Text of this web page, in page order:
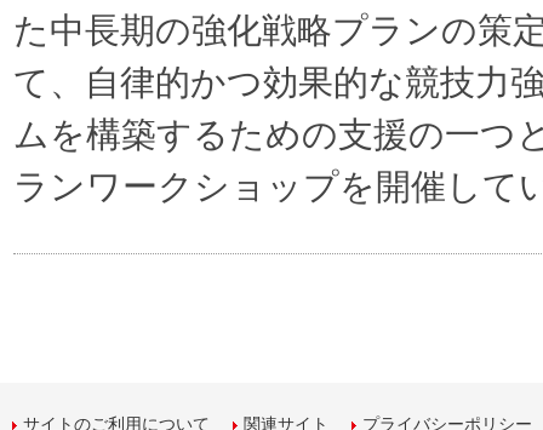
た中長期の強化戦略プランの策
て、自律的かつ効果的な競技力
ムを構築するための支援の一つ
ランワークショップを開催して
サイトのご利用について 関連サイト
プライバシーポリシー